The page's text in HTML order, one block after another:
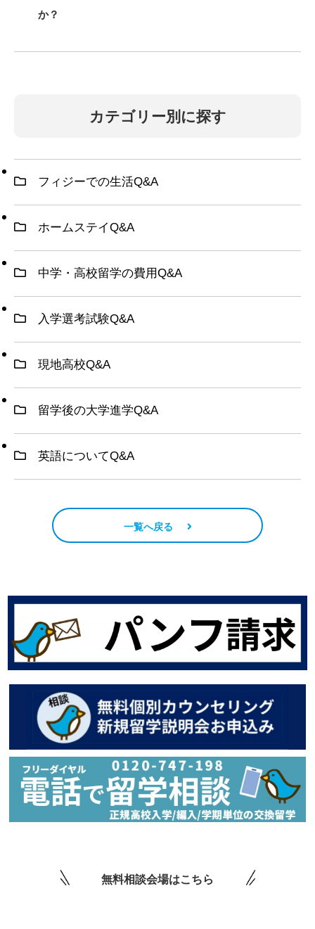
か？
カテゴリー別に探す
フィジーでの生活Q&A
ホームステイQ&A
中学・高校留学の費用Q&A
入学選考試験Q&A
現地高校Q&A
留学後の大学進学Q&A
英語についてQ&A
一覧へ戻る
無料相談会場はこちら